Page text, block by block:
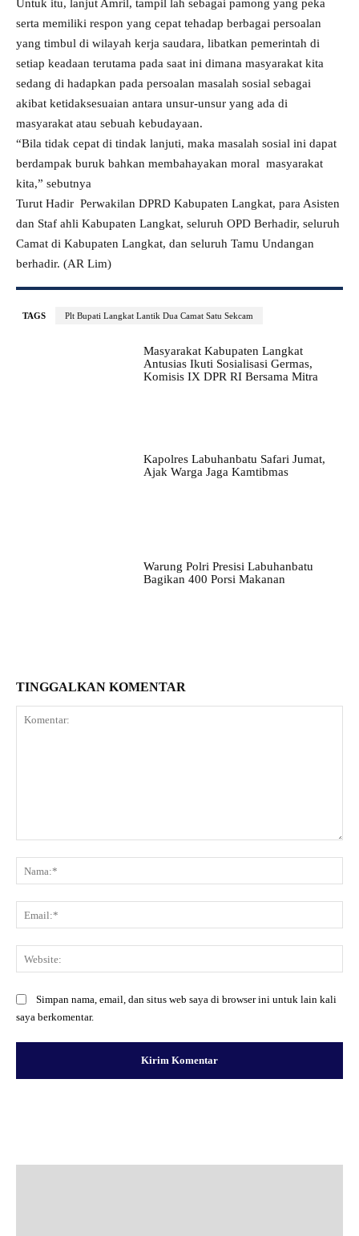
Untuk itu, lanjut Amril, tampil lah sebagai pamong yang peka
serta memiliki respon yang cepat tehadap berbagai persoalan
yang timbul di wilayah kerja saudara, libatkan pemerintah di
setiap keadaan terutama pada saat ini dimana masyarakat kita
sedang di hadapkan pada persoalan masalah sosial sebagai
akibat ketidaksesuaian antara unsur-unsur yang ada di
masyarakat atau sebuah kebudayaan.
“Bila tidak cepat di tindak lanjuti, maka masalah sosial ini dapat
berdampak buruk bahkan membahayakan moral masyarakat
kita,” sebutnya
Turut Hadir Perwakilan DPRD Kabupaten Langkat, para Asisten
dan Staf ahli Kabupaten Langkat, seluruh OPD Berhadir, seluruh
Camat di Kabupaten Langkat, dan seluruh Tamu Undangan
berhadir. (AR Lim)
TAGS Plt Bupati Langkat Lantik Dua Camat Satu Sekcam
Masyarakat Kabupaten Langkat
Antusias Ikuti Sosialisasi Germas,
Komisis IX DPR RI Bersama Mitra
Kapolres Labuhanbatu Safari Jumat,
Ajak Warga Jaga Kamtibmas
Warung Polri Presisi Labuhanbatu
Bagikan 400 Porsi Makanan
TINGGALKAN KOMENTAR
Simpan nama, email, dan situs web saya di browser ini untuk lain kali
saya berkomentar.